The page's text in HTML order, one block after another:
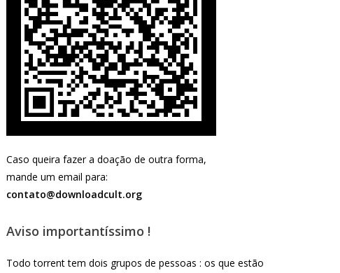
Caso queira fazer a doação de outra forma,
mande um email para:
contato@downloadcult.org
Aviso importantíssimo !
Todo torrent tem dois grupos de pessoas : os que estão